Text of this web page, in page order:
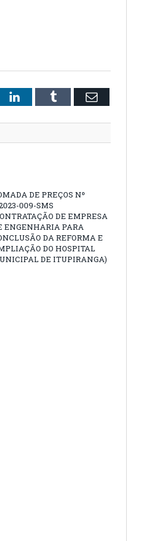
LinkedInTumblr Email
DE PREÇOS Nº
009-SMS
DE EMPRESA
ENGENHARIA PARA
DA REFORMA E
DO HOSPITAL
DE ITUPIRANGA)